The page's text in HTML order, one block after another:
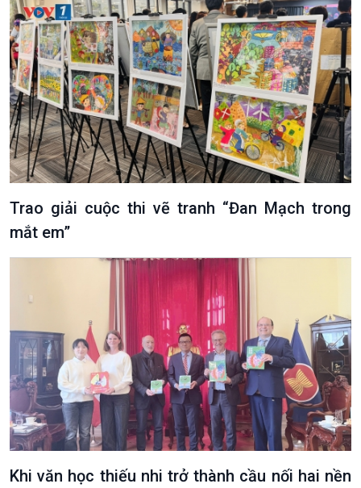
Trao giải cuộc thi vẽ tranh “Đan Mạch trong
mắt em”
Khi văn học thiếu nhi trở thành cầu nối hai nền